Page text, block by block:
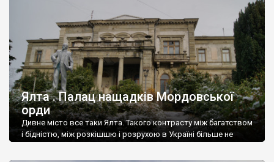
Ялта . Палац нащадків Мордовської
орди
Дивне місто все таки Ялта. Такого контрасту між багатством
і бідністю, між розкішшю і розрухою в Україні більше не